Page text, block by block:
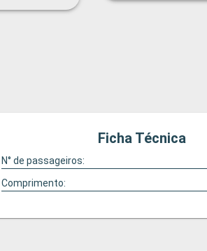
Ficha Técnica
N° de passageiros:
Comprimento: